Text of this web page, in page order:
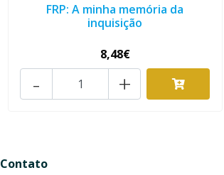
FRP: A minha memória da
inquisição
8,48€
+
-
Contato